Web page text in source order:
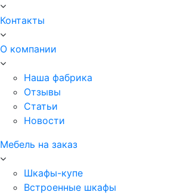
Контакты
О компании
Наша фабрика
Отзывы
Статьи
Новости
Мебель на заказ
Шкафы-купе
Встроенные шкафы